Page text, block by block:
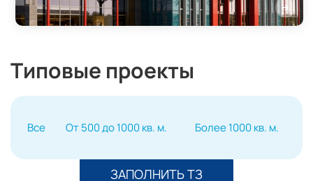
Типовые проекты
Все От 500 до 1000 кв. м. Более 1000 кв. м.
ЗАПОЛНИТЬ ТЗ